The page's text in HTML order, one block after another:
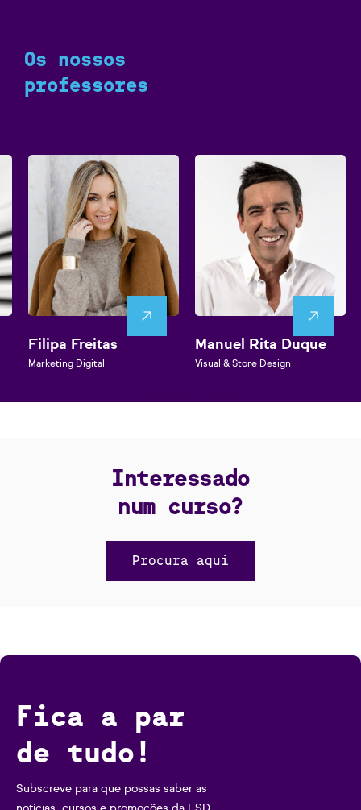
Os nossos
professores
Filipa Freitas
Marketing Digital
Manuel Rita Duque
Visual & Store Design
Interessado
num curso?
Procura aqui
Fica a par
de tudo!
Subscreve para que possas saber as